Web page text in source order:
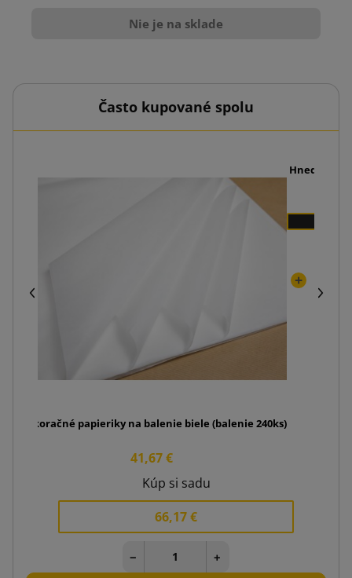
Nie je na sklade
Často kupované spolu
Dekoračné papieriky na balenie biele (balenie 240ks)
41,67 €
Hnedá
Kúp si sadu
66,17 €
− +